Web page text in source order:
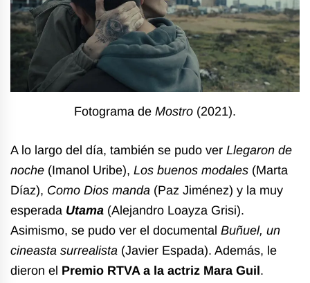
Fotograma de Mostro (2021).
A lo largo del día, también se pudo ver Llegaron de
noche (Imanol Uribe), Los buenos modales (Marta
Díaz), Como Dios manda (Paz Jiménez) y la muy
esperada Utama (Alejandro Loayza Grisi).
Asimismo, se pudo ver el documental Buñuel, un
cineasta surrealista (Javier Espada). Además, le
dieron el Premio RTVA a la actriz Mara Guil .